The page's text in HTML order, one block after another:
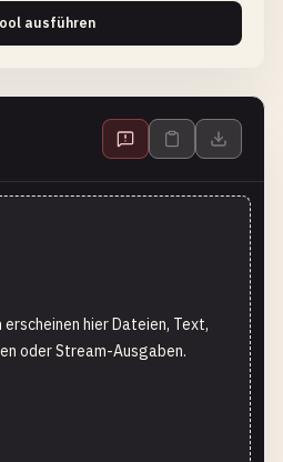
ausführen
erscheinen hier Dateien, Text,
oder Stream-Ausgaben.